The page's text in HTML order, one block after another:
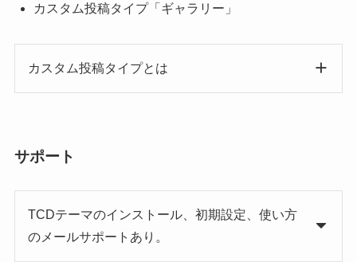
カスタム投稿タイプ「ギャラリー」
カスタム投稿タイプとは
サポート
TCDテーマのインストール、初期設定、使い方
のメールサポートあり。